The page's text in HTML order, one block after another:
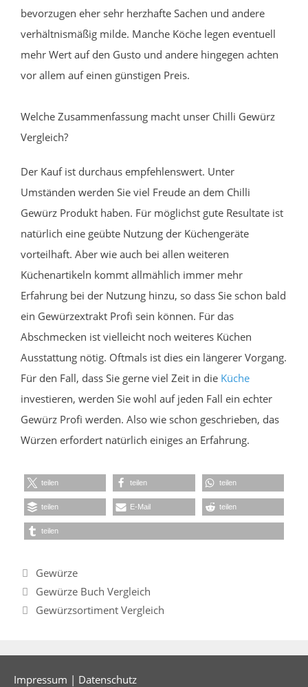
bevorzugen eher sehr herzhafte Sachen und andere
verhältnismäßig milde. Manche Köche legen eventuell
mehr Wert auf den Gusto und andere hingegen achten
vor allem auf einen günstigen Preis.
Welche Zusammenfassung macht unser Chilli Gewürz
Vergleich?
Der Kauf ist durchaus empfehlenswert. Unter
Umständen werden Sie viel Freude an dem Chilli
Gewürz Produkt haben. Für möglichst gute Resultate ist
natürlich eine geübte Nutzung der Küchengeräte
vorteilhaft. Aber wie auch bei allen weiteren
Küchenartikeln kommt allmählich immer mehr
Erfahrung bei der Nutzung hinzu, so dass Sie schon bald
ein Gewürzextrakt Profi sein können. Für das
Abschmecken ist vielleicht noch weiteres Küchen
Ausstattung nötig. Oftmals ist dies ein längerer Vorgang.
Für den Fall, dass Sie gerne viel Zeit in die Küche
investieren, werden Sie wohl auf jeden Fall ein echter
Gewürz Profi werden. Also wie schon geschrieben, das
Würzen erfordert natürlich einiges an Erfahrung.
teilen teilen teilen
teilen E-Mail teilen
teilen
Kategorien
Gewürze
Gewürze Buch Vergleich
Gewürzsortiment Vergleich
Impressum | Datenschutz